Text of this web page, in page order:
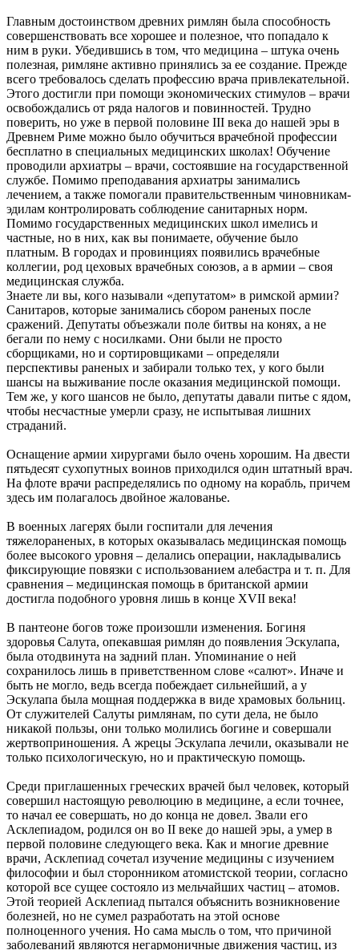
Главным достоинством древних римлян была способность
совершенствовать все хорошее и полезное, что попадало к
ним в руки. Убедившись в том, что медицина – штука очень
полезная, римляне активно принялись за ее создание. Прежде
всего требовалось сделать профессию врача привлекательной.
Этого достигли при помощи экономических стимулов – врачи
освобождались от ряда налогов и повинностей. Трудно
поверить, но уже в первой половине III века до нашей эры в
Древнем Риме можно было обучиться врачебной профессии
бесплатно в специальных медицинских школах! Обучение
проводили архиатры – врачи, состоявшие на государственной
службе. Помимо преподавания архиатры занимались
лечением, а также помогали правительственным чиновникам-
эдилам контролировать соблюдение санитарных норм.
Помимо государственных медицинских школ имелись и
частные, но в них, как вы понимаете, обучение было
платным. В городах и провинциях появились врачебные
коллегии, род цеховых врачебных союзов, а в армии – своя
медицинская служба.
Знаете ли вы, кого называли «депутатом» в римской армии?
Санитаров, которые занимались сбором раненых после
сражений. Депутаты объезжали поле битвы на конях, а не
бегали по нему с носилками. Они были не просто
сборщиками, но и сортировщиками – определяли
перспективы раненых и забирали только тех, у кого были
шансы на выживание после оказания медицинской помощи.
Тем же, у кого шансов не было, депутаты давали питье с ядом,
чтобы несчастные умерли сразу, не испытывая лишних
страданий.
Оснащение армии хирургами было очень хорошим. На двести
пятьдесят сухопутных воинов приходился один штатный врач.
На флоте врачи распределялись по одному на корабль, причем
здесь им полагалось двойное жалованье.
В военных лагерях были госпитали для лечения
тяжелораненых, в которых оказывалась медицинская помощь
более высокого уровня – делались операции, накладывались
фиксирующие повязки с использованием алебастра и т. п. Для
сравнения – медицинская помощь в британской армии
достигла подобного уровня лишь в конце XVII века!
В пантеоне богов тоже произошли изменения. Богиня
здоровья Салута, опекавшая римлян до появления Эскулапа,
была отодвинута на задний план. Упоминание о ней
сохранилось лишь в приветственном слове «салют». Иначе и
быть не могло, ведь всегда побеждает сильнейший, а у
Эскулапа была мощная поддержка в виде храмовых больниц.
От служителей Салуты римлянам, по сути дела, не было
никакой пользы, они только молились богине и совершали
жертвоприношения. А жрецы Эскулапа лечили, оказывали не
только психологическую, но и практическую помощь.
Среди приглашенных греческих врачей был человек, который
совершил настоящую революцию в медицине, а если точнее,
то начал ее совершать, но до конца не довел. Звали его
Асклепиадом, родился он во II веке до нашей эры, а умер в
первой половине следующего века. Как и многие древние
врачи, Асклепиад сочетал изучение медицины с изучением
философии и был сторонником атомистской теории, согласно
которой все сущее состояло из мельчайших частиц – атомов.
Этой теорией Асклепиад пытался объяснить возникновение
болезней, но не сумел разработать на этой основе
полноценного учения. Но сама мысль о том, что причиной
заболеваний являются негармоничные движения частиц, из